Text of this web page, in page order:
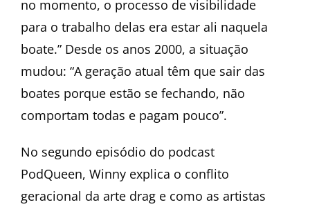
no momento, o processo de visibilidade
para o trabalho delas era estar ali naquela
boate.” Desde os anos 2000, a situação
mudou: “A geração atual têm que sair das
boates porque estão se fechando, não
comportam todas e pagam pouco”.
No segundo episódio do podcast
PodQueen, Winny explica o conflito
geracional da arte drag e como as artistas